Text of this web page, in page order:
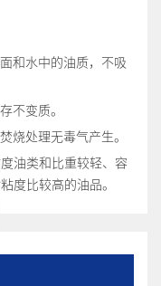
和水中的油质，不吸
不变质。
烧处理无毒气产生。
油类和比重较轻、容
度比较高的油品。